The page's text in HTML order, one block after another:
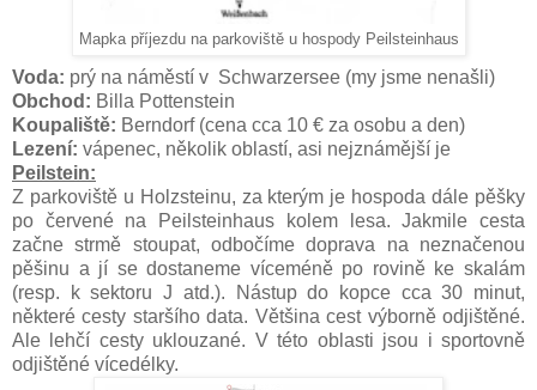
Mapka příjezdu na parkoviště u hospody Peilsteinhaus
Voda: prý na náměstí v Schwarzersee (my jsme nenašli)
Obchod: Billa Pottenstein
Koupaliště: Berndorf (cena cca 10 € za osobu a den)
Lezení: vápenec, několik oblastí, asi nejznámější je
Peilstein:
Z parkoviště u Holzsteinu, za kterým je hospoda dále pěšky
po červené na Peilsteinhaus kolem lesa. Jakmile cesta
začne strmě stoupat, odbočíme doprava na neznačenou
pěšinu a jí se dostaneme víceméně po rovině ke skalám
(resp. k sektoru J atd.). Nástup do kopce cca 30 minut,
některé cesty staršího data. Většina cest výborně odjištěné.
Ale lehčí cesty uklouzané. V této oblasti jsou i sportovně
odjištěné vícedélky.